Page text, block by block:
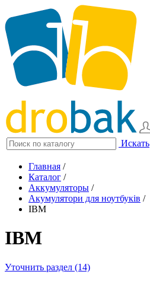
Искать
Главная /
Каталог /
Аккумуляторы /
Акумулятори для ноутбуків /
IBM
IBM
Уточнить раздел (14)